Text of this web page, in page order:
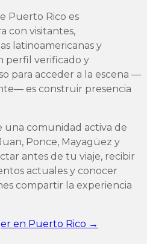
Puerto Rico es
con visitantes,
latinoamericanas y
perfil verificado y
para acceder a la escena —
es construir presencia
una comunidad activa de
Ponce, Mayagüez y
antes de tu viaje, recibir
actuales y conocer
compartir la experiencia
en Puerto Rico →